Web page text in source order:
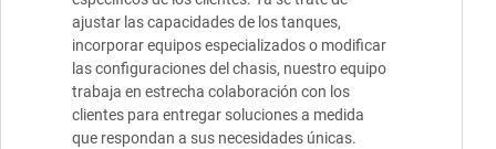
ajustar las capacidades de los tanques,
incorporar equipos especializados o modificar
las configuraciones del chasis, nuestro equipo
trabaja en estrecha colaboración con los
clientes para entregar soluciones a medida
que respondan a sus necesidades únicas.